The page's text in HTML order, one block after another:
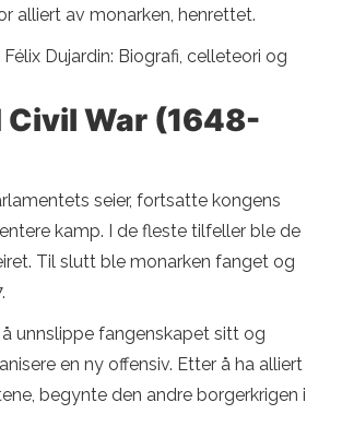
alliert av monarken, henrettet.
Dujardin: Biografi, celleteori og
Civil War (1648-
seier, fortsatte kongens
kamp. I de fleste tilfeller ble de
Til slutt ble monarken fanget og
unnslippe fangenskapet sitt og
en ny offensiv. Etter å ha alliert
begynte den andre borgerkrigen i